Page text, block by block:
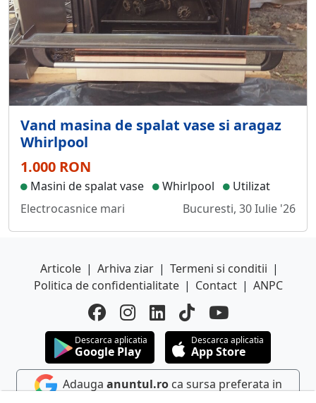
Vand masina de spalat vase si aragaz
Whirlpool
1.000 RON
Masini de spalat vase Whirlpool
Utilizat
Electrocasnice mari
Bucuresti, 30 Iulie '26
Articole | Arhiva ziar | Termeni si conditii |
Politica de confidentialitate | Contact | ANPC
Descarca aplicatia
Google Play
Descarca aplicatia
App Store
Adauga anuntul.roca sursa preferata in